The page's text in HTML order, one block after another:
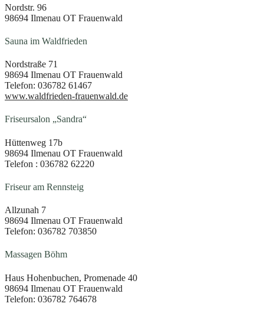
Nordstr. 96
98694 Ilmenau OT Frauenwald
Sauna im Waldfrieden
Nordstraße 71
98694 Ilmenau OT Frauenwald
Telefon: 036782 61467
www.waldfrieden-frauenwald.de
Friseursalon „Sandra“
Hüttenweg 17b
98694 Ilmenau OT Frauenwald
Telefon : 036782 62220
Friseur am Rennsteig
Allzunah 7
98694 Ilmenau OT Frauenwald
Telefon: 036782 703850
Massagen Böhm
Haus Hohenbuchen, Promenade 40
98694 Ilmenau OT Frauenwald
Telefon: 036782 764678